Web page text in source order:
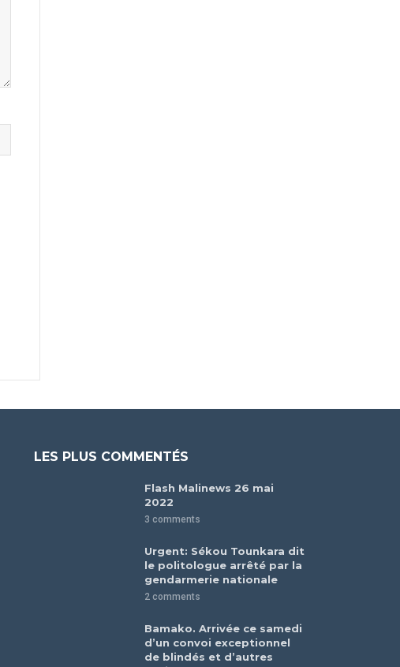
LES PLUS COMMENTÉS
Flash Malinews 26 mai
2022
3 comments
Urgent: Sékou Tounkara dit
le politologue arrêté par la
gendarmerie nationale
2 comments
Bamako. Arrivée ce samedi
d’un convoi exceptionnel
de blindés et d’autres